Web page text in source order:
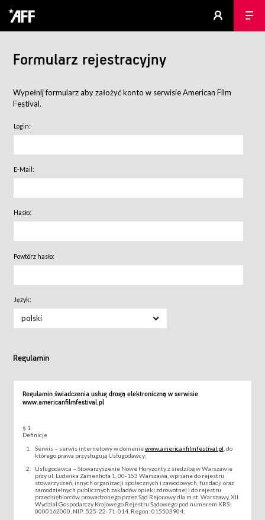
Formularz rejestracyjny
Wypełnij formularz aby założyć konto w serwisie American Film
Festival.
Login:
E-Mail:
Hasło:
Powtórz hasło:
Język:
polski
Regulamin
Regulamin świadczenia usług drogą elektroniczną w serwisie
www.americanfilmfestival.pl
§ 1
Definicje
Serwis – serwis internetowy w domeniewww.americanfilmfestival.pl , do
którego prawa przysługują Usługodawcy;
Usługodawca – Stowarzyszenie Nowe Horyzonty z siedzibą w Warszawie
przy ul. Ludwika Zamenhofa 1, 00-153 Warszawa, wpisane do rejestru
stowarzyszeń, innych organizacji społecznych i zawodowych, fundacji oraz
samodzielnych publicznych zakładów opieki zdrowotnej i do rejestru
przedsiębiorców prowadzonego przez Sąd Rejonowy dla m.st. Warszawy, XII
Wydział Gospodarczy Krajowego Rejestru Sądowego pod numerem KRS:
0000162000, NIP: 525-22-71-014, Regon: 015503904;